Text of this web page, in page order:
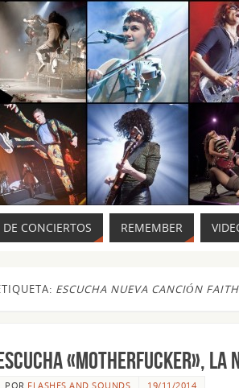
CONCIERTOS REMEMBER
ESCUCHA NUEVA CANCIÓN
«Motherfucker», la
POR FLASHES AND SOUNDS 19/11/2014